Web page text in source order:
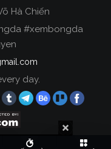
bóng đá trực
được nhiều
phải kể đến
tên tuổi trên thị
đá từ rất lâu cho
Hà Chiến
#xembongda
day.
rights reserved.